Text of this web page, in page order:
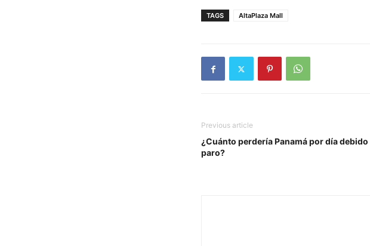
TAGS AltaPlaza Mall
Previous article
¿Cuánto perdería Panamá por día debido
paro?